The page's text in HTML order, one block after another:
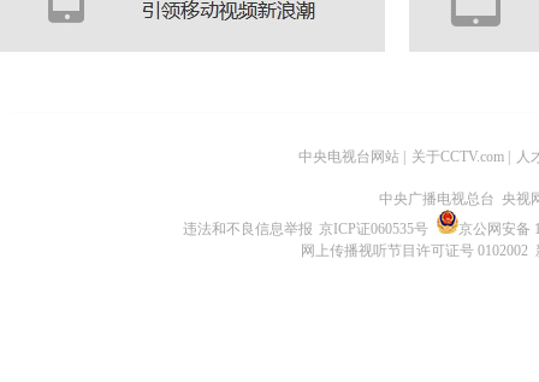
中央电视台网站 关于CCTV.com 人
中央广播电视总台 央视
违法和不良信息举报 京ICP证060535号
京公网安备
网上传播视听节目许可证号 0102002